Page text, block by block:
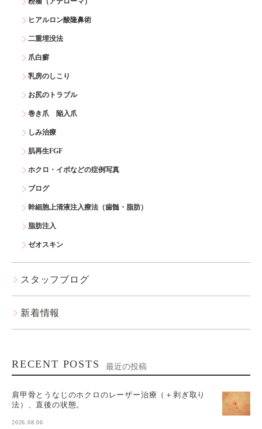
ヒアルロン酸隆鼻術
二重埋没法
爪白癬
乳房のしこり
お尻のトラブル
巻き爪 陥入爪
しみ治療
肌再生FGF
ホクロ・イボなどの症例写真
ブログ
幹細胞上清液注入療法（歯髄・脂肪）
脂肪注入
ゼオスキン
スタッフブログ
新着情報
RECENT POSTS 最近の投稿
肩甲骨とうなじのホクロのレーザー治療（＋剥ぎ取り
法）、直後の状態。
2026.08.06